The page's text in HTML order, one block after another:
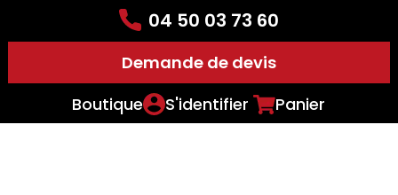
04 50 03 73 60
Demande de devis
Boutique
S'identifier Panier